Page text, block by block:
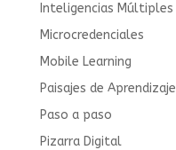
Inteligencias Múltiples
Microcredenciales
Mobile Learning
Paisajes de Aprendizaje
Paso a paso
Pizarra Digital